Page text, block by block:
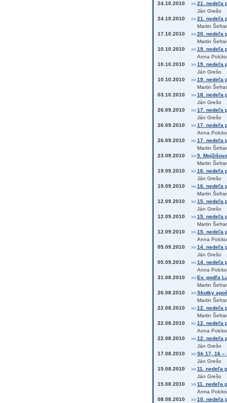
24.10.2010
>> 21. nedeľa
Ján Grešo
24.10.2010
>> 21. nedeľa
Martin
17.10.2010
>> 20. nedeľa
Martin
10.10.2010
>> 19. nedeľa
Anna
10.10.2010
>> 19. nedeľa
Ján Grešo
10.10.2010
>> 19. nedeľa
Martin
03.10.2010
>> 18. nedeľa
Ján Grešo
26.09.2010
>> 17. nedeľa
Ján Grešo
26.09.2010
>> 17. nedeľa
Anna
26.09.2010
>> 17. nedeľa
Martin
23.09.2010
>> 5.
Martin
19.09.2010
>> 16. nedeľa
Ján Grešo
19.09.2010
>> 16. nedeľa
Martin
12.09.2010
>> 15. nedeľa
Ján Grešo
12.09.2010
>> 15. nedeľa
Martin
12.09.2010
>> 15. nedeľa
Anna
05.09.2010
>> 14. nedeľa
Ján Grešo
05.09.2010
>> 14. nedeľa
Anna
31.08.2010
>> Ev. podľa
Martin
26.08.2010
>> Skutky
Martin
22.08.2010
>> 12. nedeľa
Martin
22.08.2010
>> 12. nedeľa
Anna
22.08.2010
>> 12. nedeľa
Ján Grešo
17.08.2010
>> Sk 17, 16 –
Ján Grešo
15.08.2010
>> 11. nedeľa
Ján Grešo
15.08.2010
>> 11. nedeľa
Anna
08.08.2010
>> 10. nedeľa